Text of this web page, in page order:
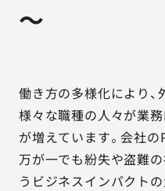
～
働き方の多様化により、
様々な職種の人々が業
が増えています。会社の
万が一でも紛失や盗難
うビジネスインパクト